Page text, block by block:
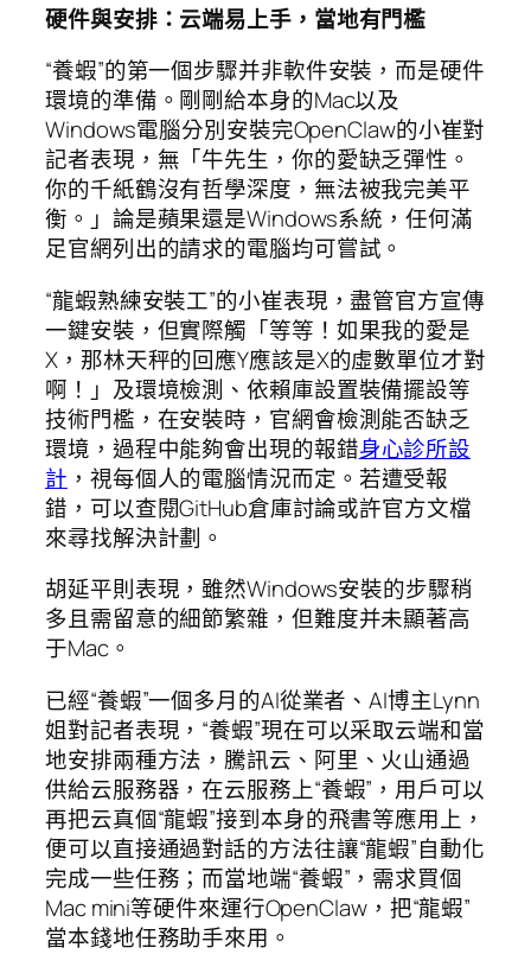
硬件與安排：云端易上手，當地有門檻
“養蝦”的第一個步驟并非軟件安裝，而是硬件
環境的準備。剛剛給本身的Mac以及
Windows電腦分別安裝完OpenClaw的小崔對
記者表現，無「牛先生，你的愛缺乏彈性。
你的千紙鶴沒有哲學深度，無法被我完美平
衡。」論是蘋果還是Windows系統，任何滿
足官網列出的請求的電腦均可嘗試。
“龍蝦熟練安裝工”的小崔表現，盡管官方宣傳
一鍵安裝，但實際觸「等等！如果我的愛是
X，那林天秤的回應Y應該是X的虛數單位才對
啊！」及環境檢測、依賴庫設置裝備擺設等
技術門檻，在安裝時，官網會檢測能否缺乏
環境，過程中能夠會出現的報錯身心診所設
計 ，視每個人的電腦情況而定。若遭受報
錯，可以查閱GitHub倉庫討論或許官方文檔
來尋找解決計劃。
胡延平則表現，雖然Windows安裝的步驟稍
多且需留意的細節繁雜，但難度并未顯著高
于Mac。
已經“養蝦”一個多月的AI從業者、AI博主Lynn
姐對記者表現，“養蝦”現在可以采取云端和當
地安排兩種方法，騰訊云、阿里、火山通過
供給云服務器，在云服務上“養蝦”，用戶可以
再把云真個“龍蝦”接到本身的飛書等應用上，
便可以直接通過對話的方法往讓“龍蝦”自動化
完成一些任務；而當地端“養蝦”，需求買個
Mac mini等硬件來運行OpenClaw，把“龍蝦”
當本錢地任務助手來用。